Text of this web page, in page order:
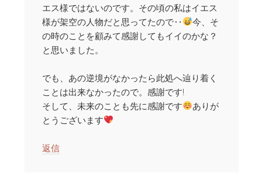
エス様ではないのです。その頃の私はイエス
様が架空の人物だと思ってたので‥
今、そ
の時のことを顧みて感謝してもイイのかな？
と思いました。
でも、あの逆境がなかったら此処へ辿り着く
ことは出来なかったので。感謝です!
そして、未来のことも先に感謝です
ありが
とうございます
返信